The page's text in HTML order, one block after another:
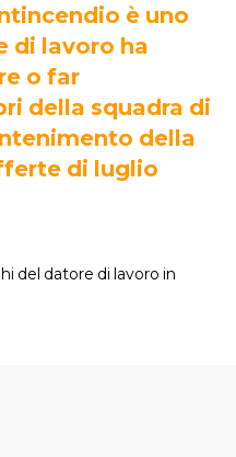
è uno
di lavoro ha
o far
della squadra di
della
di luglio
del datore di lavoro in